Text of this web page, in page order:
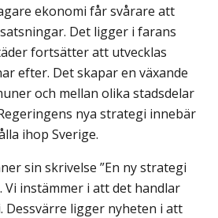
ekonomi får svårare att
Det ligger i farans
fortsätter att utvecklas
efter. Det skapar en växande
och mellan olika stadsdelar
nya strategi innebär
ihop Sverige.
sin skrivelse ”En ny strategi
Vi instämmer i att det handlar
Dessvärre ligger nyheten i att